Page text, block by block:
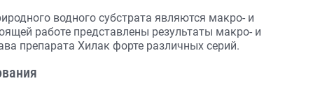
водного субстрата являются макро- и
работе представлены результаты макро- и
препарата Хилак форте различных серий.